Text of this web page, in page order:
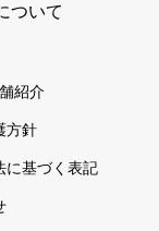
ついて
紹介
方針
に基づく表記